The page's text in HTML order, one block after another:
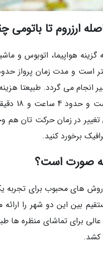
ارزروم تا باتومی
گزینه هواپیما،
می گردد. طبیعتا
تغییر در زمان حرکت تان
برخورد کنید.
صورت است؟
از روش های محبوب برای
بین این دو شهر را
برای تماشای منظره ها